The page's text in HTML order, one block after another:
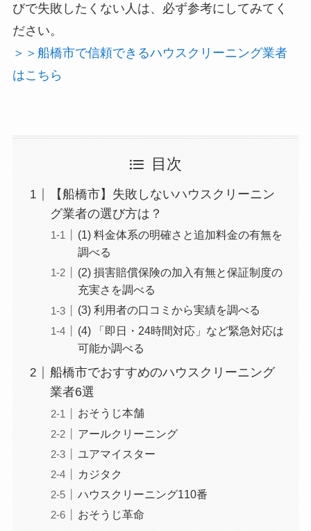
びで失敗したくない人は、必ず参考にしてみてく
ださい。
＞＞船橋市で信頼できるハウスクリーニング業者
はこちら
目次
【船橋市】失敗しないハウスクリーニン
グ業者の選び方は？
(1) 料金体系の明確さと追加料金の有無を
調べる
(2) 損害賠償保険の加入有無と保証制度の
充実さを調べる
(3) 利用者の口コミから実績を調べる
(4) 「即日・24時間対応」など緊急対応は
可能か調べる
船橋市でおすすめのハウスクリーニング
業者6選
おそうじ本舗
アールクリーニング
ユアマイスター
カジタク
ハウスクリーニング110番
おそうじ革命